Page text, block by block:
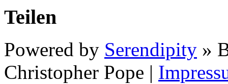
Teilen
Powered by Serendipity »
Christopher Pope |